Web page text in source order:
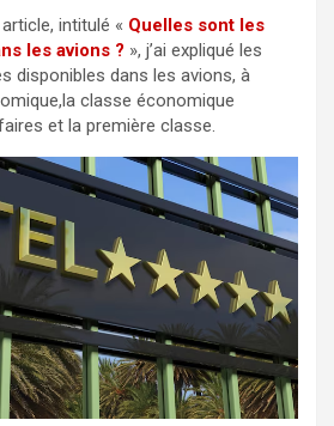
intitulé « Quelles sont les
les avions ? », j’ai expliqué les
disponibles dans les avions, à
classe économique
et la première classe.